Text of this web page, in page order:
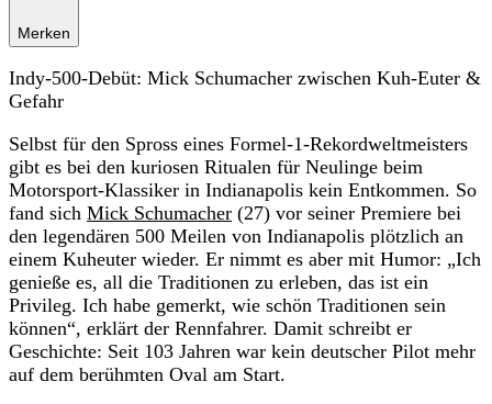
Merken
Indy-500-Debüt: Mick Schumacher zwischen Kuh-Euter &
Gefahr
Selbst für den Spross eines Formel-1-Rekordweltmeisters
gibt es bei den kuriosen Ritualen für Neulinge beim
Motorsport-Klassiker in Indianapolis kein Entkommen. So
fand sich Mick Schumacher (27) vor seiner Premiere bei
den legendären 500 Meilen von Indianapolis plötzlich an
einem Kuheuter wieder. Er nimmt es aber mit Humor: „Ich
genieße es, all die Traditionen zu erleben, das ist ein
Privileg. Ich habe gemerkt, wie schön Traditionen sein
können“, erklärt der Rennfahrer. Damit schreibt er
Geschichte: Seit 103 Jahren war kein deutscher Pilot mehr
auf dem berühmten Oval am Start.